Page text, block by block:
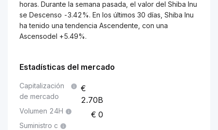
horas. Durante la semana pasada, el valor del Shiba Inu
se Descenso -3.42%. En los últimos 30 días, Shiba Inu
ha tenido una tendencia Ascendente, con una
Ascensodel +5.49%.
Estadísticas del mercado
Capitalización
de mercado
2.70B
Volumen 24H 0
Suministro c